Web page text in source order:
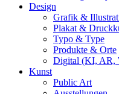
Design
Grafik &
Plakat &
Typo & Type
Produkte & Orte
Digital (KI, AR,
Kunst
Public Art